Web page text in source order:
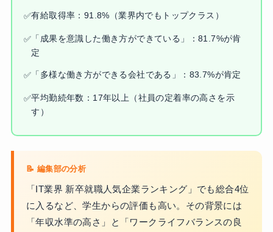
有給取得率：91.8%（業界内でもトップクラス）
「成果を意識した働き方ができている」：81.7%が肯
定
「多様な働き方ができる会社である」：83.7%が肯定
平均勤続年数：17年以上（社員の定着率の高さを示
す）
「IT業界 新卒就職人気企業ランキング」でも総合4位
に入るなど、学生からの評価も高い。その背景には
「年収水準の高さ」と「ワークライフバランスの良